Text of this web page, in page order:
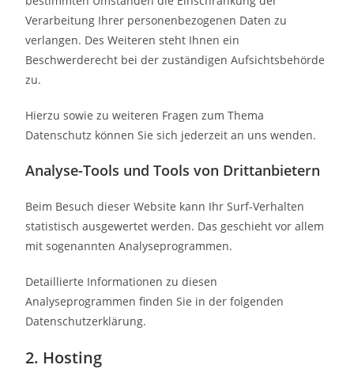
Verarbeitung Ihrer personenbezogenen Daten zu
verlangen. Des Weiteren steht Ihnen ein
Beschwerderecht bei der zuständigen Aufsichtsbehörde
zu.
Hierzu sowie zu weiteren Fragen zum Thema
Datenschutz können Sie sich jederzeit an uns wenden.
Analyse-Tools und Tools von Dritt­anbietern
Beim Besuch dieser Website kann Ihr Surf-Verhalten
statistisch ausgewertet werden. Das geschieht vor allem
mit sogenannten Analyseprogrammen.
Detaillierte Informationen zu diesen
Analyseprogrammen finden Sie in der folgenden
Datenschutzerklärung.
2. Hosting